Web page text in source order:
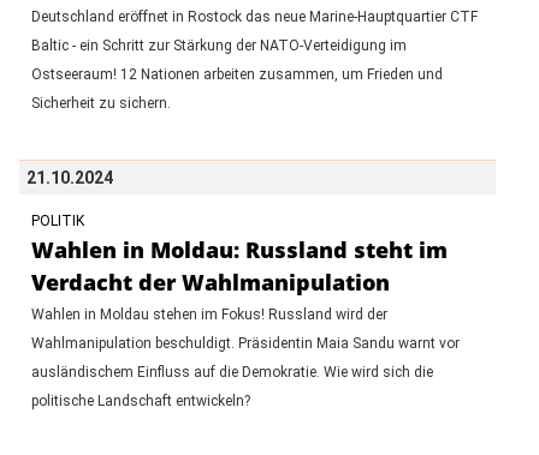
Deutschland eröffnet in Rostock das neue Marine-Hauptquartier CTF
Baltic - ein Schritt zur Stärkung der NATO-Verteidigung im
Ostseeraum! 12 Nationen arbeiten zusammen, um Frieden und
Sicherheit zu sichern.
21.10.2024
POLITIK
Wahlen in Moldau: Russland steht im
Verdacht der Wahlmanipulation
Wahlen in Moldau stehen im Fokus! Russland wird der
Wahlmanipulation beschuldigt. Präsidentin Maia Sandu warnt vor
ausländischem Einfluss auf die Demokratie. Wie wird sich die
politische Landschaft entwickeln?